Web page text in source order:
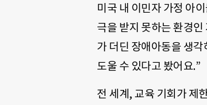
미국 내 이민자 가정 아
극을 받지 못하는 환경인
가 더딘 장애아동을 생
도울 수 있다고 봤어요.”
전 세계, 교육 기회가 제